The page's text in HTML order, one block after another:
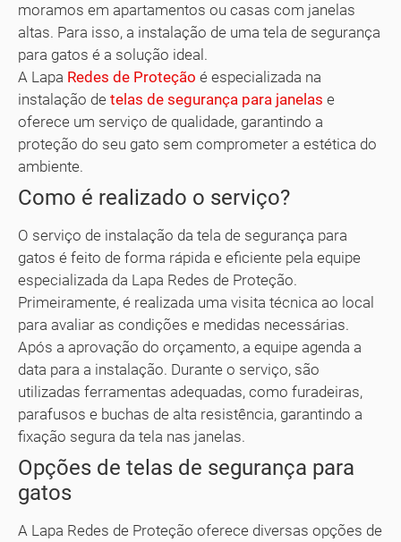
moramos em apartamentos ou casas com janelas
altas. Para isso, a instalação de uma tela de segurança
para gatos é a solução ideal.
A Lapa Redes de Proteção é especializada na
instalação de telas de segurança para janelas e
oferece um serviço de qualidade, garantindo a
proteção do seu gato sem comprometer a estética do
ambiente.
Como é realizado o serviço?
O serviço de instalação da tela de segurança para
gatos é feito de forma rápida e eficiente pela equipe
especializada da Lapa Redes de Proteção.
Primeiramente, é realizada uma visita técnica ao local
para avaliar as condições e medidas necessárias.
Após a aprovação do orçamento, a equipe agenda a
data para a instalação. Durante o serviço, são
utilizadas ferramentas adequadas, como furadeiras,
parafusos e buchas de alta resistência, garantindo a
fixação segura da tela nas janelas.
Opções de telas de segurança para
gatos
A Lapa Redes de Proteção oferece diversas opções de